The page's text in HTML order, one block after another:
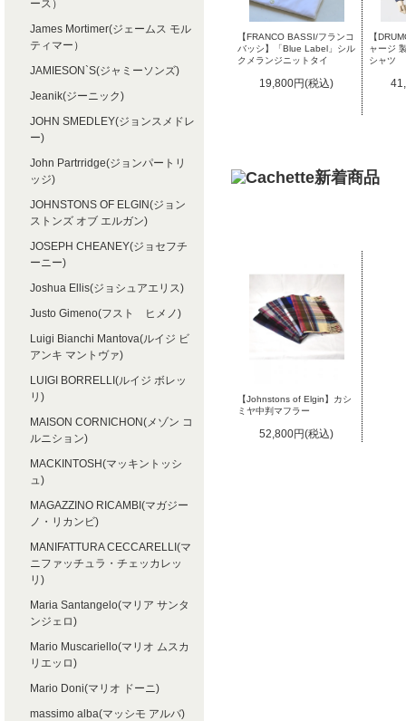
【FRANCO BASSI/フランコ
バッシ】「Blue Label」シル
クメランジニットタイ
19,800円(税込)
【
ャージ
シャツ
【Johnstons of Elgin】カシ
ミヤ中判マフラー
52,800円(税込)
ース）
James Mortimer(ジェームス モル
ティマー）
JAMIESON`S(ジャミーソンズ)
Jeanik(ジーニック)
JOHN SMEDLEY(ジョンスメドレ
ー)
John Partrridge(ジョンパートリ
ッジ)
JOHNSTONS OF ELGIN(ジョン
ストンズ オブ エルガン)
JOSEPH CHEANEY(ジョセフチ
ーニー)
Joshua Ellis(ジョシュアエリス)
Justo Gimeno(フスト ヒメノ)
Luigi Bianchi Mantova(ルイジ ビ
アンキ マントヴァ)
LUIGI BORRELLI(ルイジ ボレッ
リ)
MAISON CORNICHON(メゾン コ
ルニション)
MACKINTOSH(マッキントッシ
ュ)
MAGAZZINO RICAMBI(マガジー
ノ・リカンビ)
MANIFATTURA CECCARELLI(マ
ニファッチュラ・チェッカレッ
リ)
Maria Santangelo(マリア サンタ
ンジェロ)
Mario Muscariello(マリオ ムスカ
リエッロ)
Mario Doni(マリオ ドーニ)
massimo alba(マッシモ アルバ)